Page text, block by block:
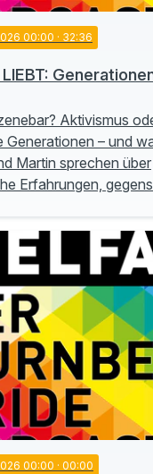
00:00 · 32:36
LIEBT:
Aktivismus
Generationen – und
Martin sprechen über
Erfahrungen,
00:00 · 00:00